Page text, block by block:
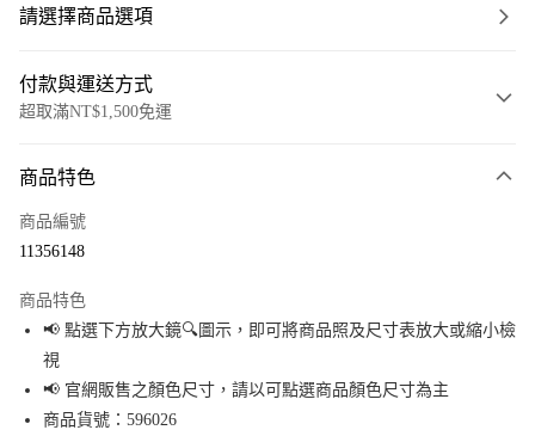
請選擇商品選項
付款與運送方式
超取滿NT$1,500免運
信用卡一次付款
Apple Pay
街口支付
悠遊付
商品特色
商品編號
11356148
商品特色
📢 點選下方放大鏡🔍圖示，即可將商品照及尺寸表放大或縮小檢
視
📢 官網販售之顏色尺寸，請以可點選商品顏色尺寸為主
商品貨號：596026